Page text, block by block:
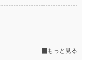
もっと見る